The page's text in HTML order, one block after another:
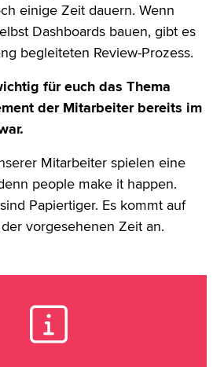
einige Zeit dauern. Wenn
Dashboards bauen, gibt es
begleiteten Review-Prozess.
für euch das Thema
der Mitarbeiter bereits im
Mitarbeiter spielen eine
people make it happen.
Papiertiger. Es kommt auf
vorgesehenen Zeit an.